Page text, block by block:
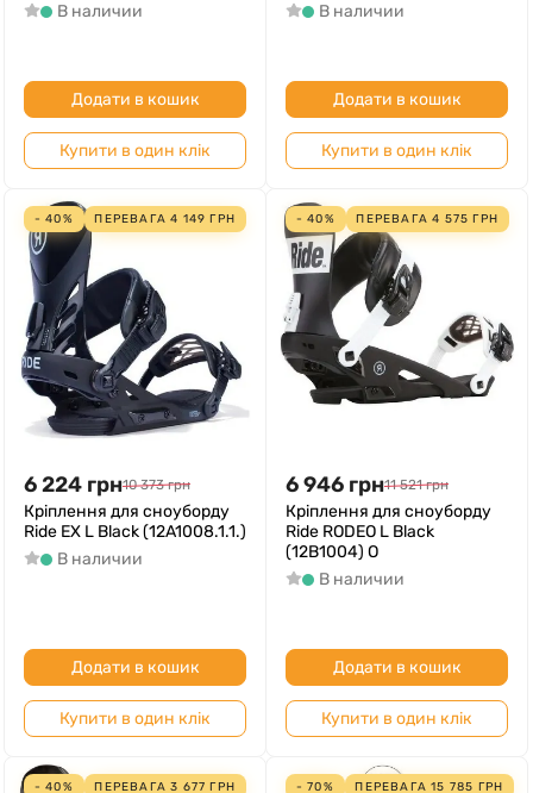
В наличии
Додати в кошик
Купити в один клік
В наличии
Додати в кошик
Купити в один клік
- 40% ПЕРЕВАГА4 149 ГРН
6 224 грн10 373 грн
Кріплення для сноуборду
Ride EX L Black (12A1008.1.1.)
В наличии
Додати в кошик
Купити в один клік
- 40% ПЕРЕВАГА4 575 ГРН
6 946 грн11 521 грн
Кріплення для сноуборду
Ride RODEO L Black
(12B1004) O
В наличии
Додати в кошик
Купити в один клік
- 40% ПЕРЕВАГА3 677 ГРН - 70% ПЕРЕВАГА15 785 ГРН